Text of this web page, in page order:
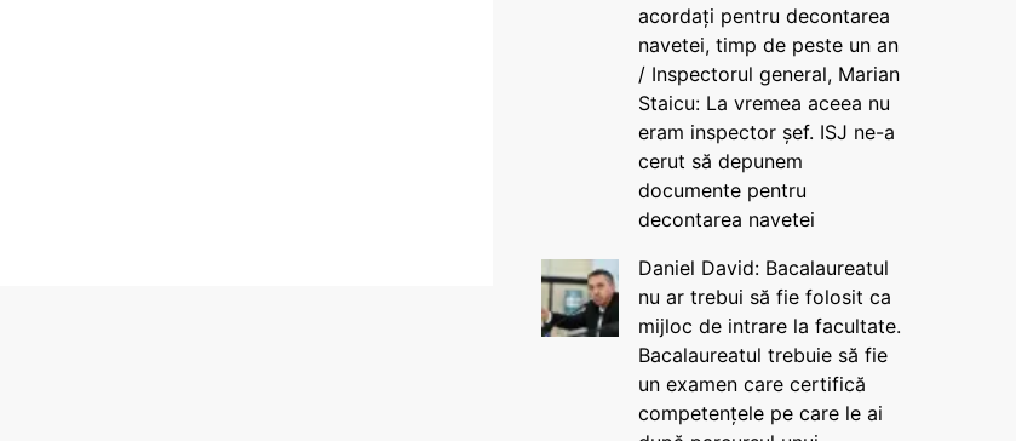
acordați pentru decontarea
navetei, timp de peste un an
/ Inspectorul general, Marian
Staicu: La vremea aceea nu
eram inspector șef. ISJ ne-a
cerut să depunem
documente pentru
decontarea navetei
Daniel David: Bacalaureatul
nu ar trebui să fie folosit ca
mijloc de intrare la facultate.
Bacalaureatul trebuie să fie
un examen care certifică
competențele pe care le ai